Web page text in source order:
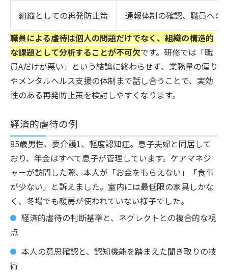
組織としての再発防止策
通報体制の確認、職員への
職員による虐待は個人の問題だけでなく、組織の構造的
な課題として分析することが不可欠です。研修では「職
員Aだけが悪い」という結論に終わらせず、業務量の偏り
やメンタルヘルス支援の体制まで話し合うことで、実効
性のある再発防止策を検討しやすくなります。
経済的虐待の例
85歳男性、要介護1、軽度認知症。息子夫婦と同居して
おり、年金はすべて息子が管理しています。ケアマネジ
ャーが訪問した際、本人が「お金をもらえない」「食事
が少ない」と訴えました。室内には最低限の家具しかな
く、冬場でも暖房が使われていない様子でした。
経済的虐待の判断基準と、ネグレクトとの複合的な視
点
本人の意思確認と、認知機能を踏まえた聞き取りの技
術